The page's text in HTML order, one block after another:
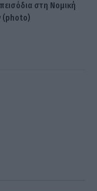
στη Νομική
(photo)